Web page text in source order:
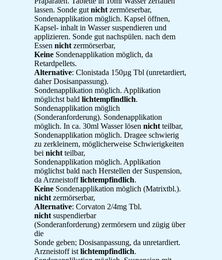
lassen. Sonde gut nicht zermörserbar,
Sondenapplikation möglich. Kapsel öffnen,
Kapsel- inhalt in Wasser suspendieren und
applizieren. Sonde gut nachspülen. nach dem
Essen nicht zermörserbar,
Keine Sondenapplikation möglich, da
Retardpellets.
Alternative: Clonistada 150µg Tbl (unretardiert,
daher Dosisanpassung).
Sondenapplikation möglich. Applikation
möglichst bald lichtempfindlich.
Sondenapplikation möglich
(Sonderanforderung). Sondenapplikation
möglich. In ca. 30ml Wasser lösen nicht teilbar,
Sondenapplikation möglich. Dragee schwierig
zu zerkleinern, möglicherweise Schwierigkeiten
bei nicht teilbar,
Sondenapplikation möglich. Applikation
möglichst bald nach Herstellen der Suspension,
da Arzneistofflichtempfindlich.
Keine Sondenapplikation möglich (Matrixtbl.).
nicht zermörserbar,
Alternative: Corvaton 2/4mg Tbl.
nicht suspendierbar
(Sonderanforderung) zermörsern und zügig über
die
Sonde geben; Dosisanpassung, da unretardiert.
Arzneistoff ist lichtempfindlich.